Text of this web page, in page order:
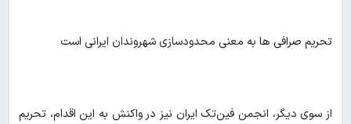
تحریم صرافی ها به معنی محدودسازی شهروندان ایرانی است
از سوی دیگر، انجمن فین‌تک ایران نیز در واکنش به این اقدام، تحریم